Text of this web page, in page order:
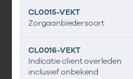
CL0015-VEKT
Zorgaanbiedersoort
CL0016-VEKT
Indicatie client overleden
inclusief onbekend